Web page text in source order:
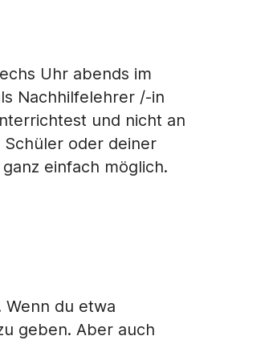
Uhr abends im
Nachhilfelehrer /-in
und nicht an
oder deiner
einfach möglich.
du etwa
geben. Aber auch